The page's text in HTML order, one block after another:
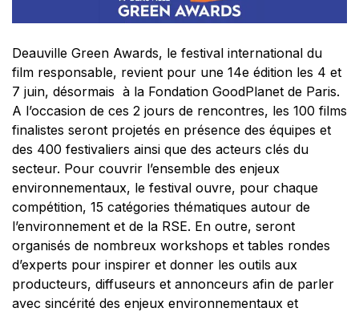
Deauville Green Awards, le festival international du
film responsable, revient pour une 14e édition les 4 et
7 juin, désormais à la Fondation GoodPlanet de Paris.
A l’occasion de ces 2 jours de rencontres, les 100 films
finalistes seront projetés en présence des équipes et
des 400 festivaliers ainsi que des acteurs clés du
secteur. Pour couvrir l’ensemble des enjeux
environnementaux, le festival ouvre, pour chaque
compétition, 15 catégories thématiques autour de
l’environnement et de la RSE. En outre, seront
organisés de nombreux workshops et tables rondes
d’experts pour inspirer et donner les outils aux
producteurs, diffuseurs et annonceurs afin de parler
avec sincérité des enjeux environnementaux et